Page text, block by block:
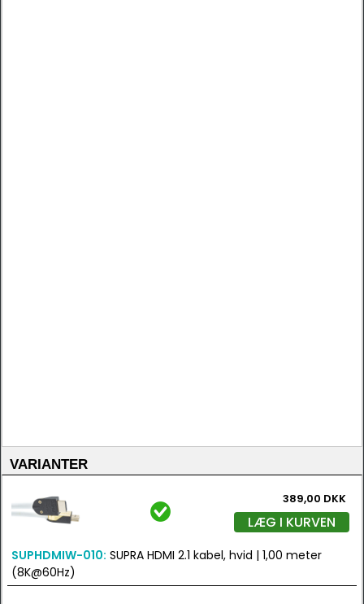
VARIANTER
389,00 DKK
LÆG I KURVEN
SUPHDMIW-010: SUPRA HDMI 2.1 kabel, hvid | 1,00 meter
(8K@60Hz)